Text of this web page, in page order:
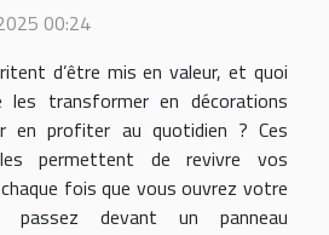
00:24
d’être mis en valeur, et quoi
les transformer en décorations
en profiter au quotidien ? Ces
permettent de revivre vos
fois que vous ouvrez votre
passez devant un panneau